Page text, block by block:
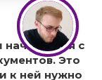
с
Это
к ней нужно